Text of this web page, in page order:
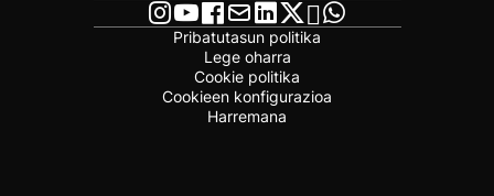
Pribatutasun politika
Lege oharra
Cookie politika
Cookieen konfigurazioa
Harremana